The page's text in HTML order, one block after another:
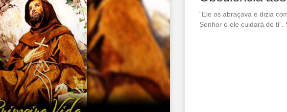
“Ele os abraçava e dizia
Senhor e ele cuidará de